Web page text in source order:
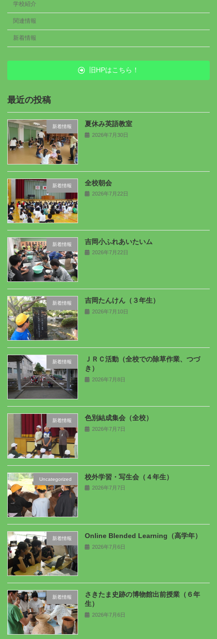
学校紹介
関連情報
新着情報
旧HPはこちら！
最近の投稿
新着情報 夏休み英語教室
2026年7月30日
新着情報 全校朝会
2026年7月22日
新着情報 吉岡小ふれあいたいム
2026年7月22日
新着情報 吉岡たんけん（３年生）
2026年7月10日
新着情報
ＪＲＣ活動（全校での除草作業、つづ
き）
2026年7月8日
新着情報 色別結成集会（全校）
2026年7月7日
Uncategorized 校外学習・写生会（４年生）
2026年7月7日
新着情報 Online Blended Learning（高学年）
2026年7月6日
新着情報
さきたま史跡の博物館出前授業（６年
生）
2026年7月6日